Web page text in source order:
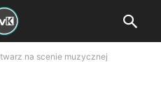
na scenie muzycznej